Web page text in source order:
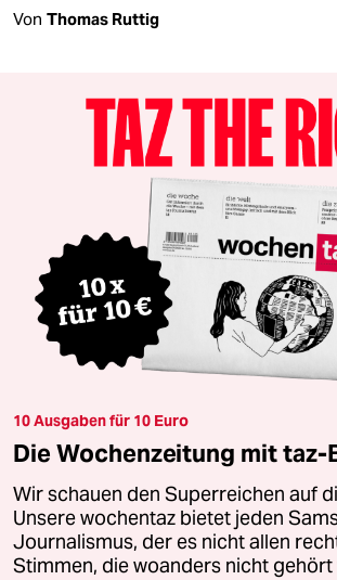
Von Thomas Ruttig
10 Ausgaben für 10 Euro
Die Wochenzeitung mit taz-
Wir schauen den Superreichen auf
Unsere wochentaz bietet jeden
Journalismus, der es nicht allen
Stimmen, die woanders nicht gehört